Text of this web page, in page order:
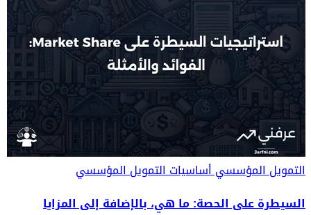
التمويل المؤسسيأساسيات التمويل المؤسسي
السيطرة على الحصة: ما هي، بالإضافة إلى المزايا